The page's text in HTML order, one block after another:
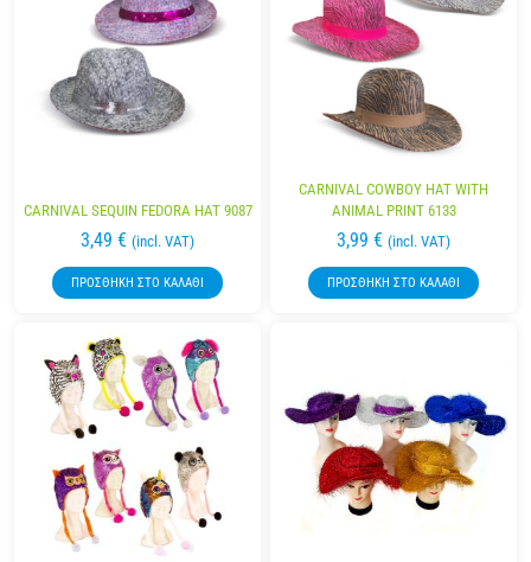
CARNIVAL SEQUIN FEDORA HAT 9087
3,49 € (incl. VAT)
ΠΡΟΣΘΉΚΗ ΣΤΟ ΚΑΛΆΘΙ
CARNIVAL COWBOY HAT WITH
ANIMAL PRINT 6133
3,99 € (incl. VAT)
ΠΡΟΣΘΉΚΗ ΣΤΟ ΚΑΛΆΘΙ